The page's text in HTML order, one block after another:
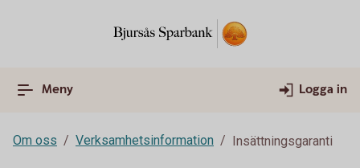
Meny Logga in
Om oss Verksamhetsinformation Insättningsgaranti